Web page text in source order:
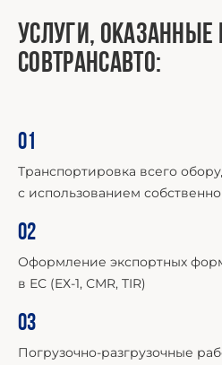
Услуги, оказанные
Совтрансавто:
01
Транспортировка всего
с использованием
02
Оформление экспортных
в ЕС (ЕХ-1, СМR, TIR)
03
Погрузочно-разгрузочные